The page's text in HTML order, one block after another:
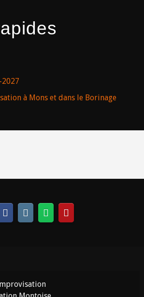
à Mons et dans le Borinage